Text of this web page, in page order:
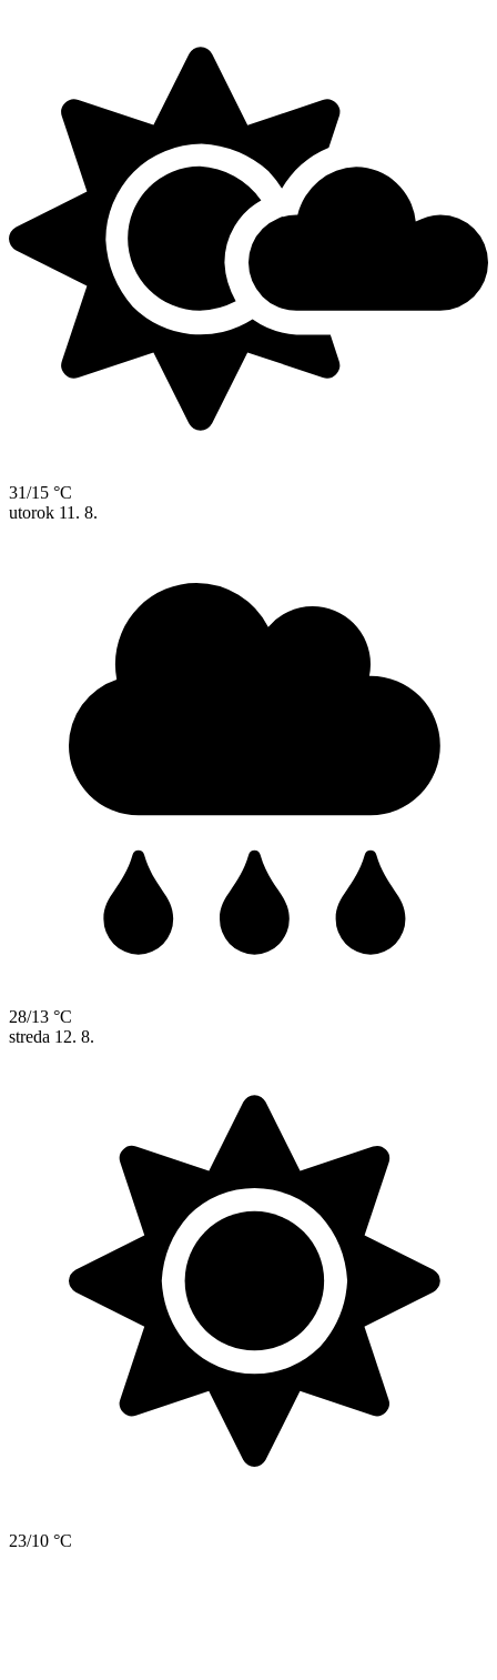
31/15 °C
utorok 11. 8.
28/13 °C
streda 12. 8.
23/10 °C